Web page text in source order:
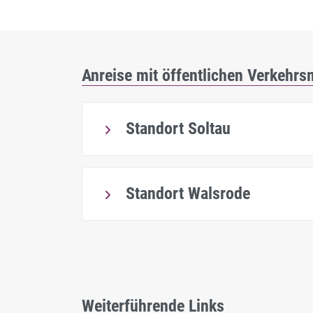
Anreise mit öffentlichen
Standort Soltau
Standort Walsrode
Weiterführende Links